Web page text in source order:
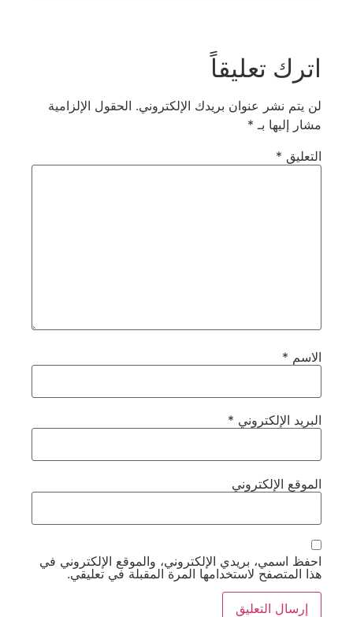
اترك تعليقاً
لن يتم نشر عنوان بريدك الإلكتروني. الحقول الإلزامية
مشار إليها بـ *
التعليق *
الاسم *
البريد الإلكتروني *
الموقع الإلكتروني
احفظ اسمي، بريدي الإلكتروني، والموقع الإلكتروني في
هذا المتصفح لاستخدامها المرة المقبلة في تعليقي.